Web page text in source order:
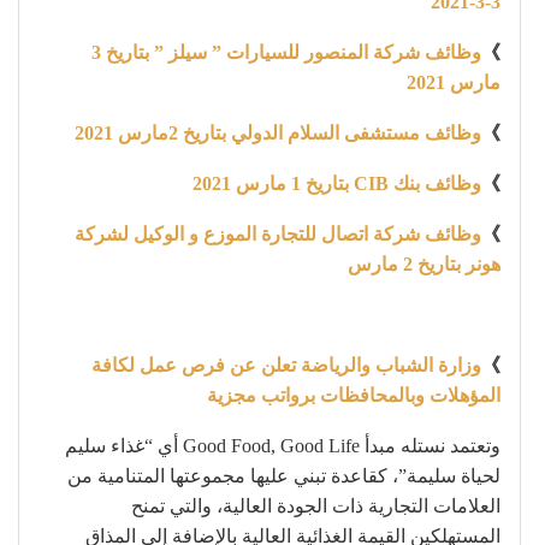
》
وظائف شركة المنصور للسيارات ” سيلز ” بتاريخ 3
مارس 2021
》 وظائف مستشفى السلام الدولي بتاريخ 2مارس 2021
》 وظائف بنك CIB بتاريخ 1 مارس 2021
》 وظائف شركة اتصال للتجارة الموزع و الوكيل لشركة
هونر بتاريخ 2 مارس
》 وزارة الشباب والرياضة تعلن عن فرص عمل لكافة
المؤهلات وبالمحافظات برواتب مجزية
وتعتمد نستله مبدأ Good Food, Good Life أي “غذاء سليم
لحياة سليمة”، كقاعدة تبني عليها مجموعتها المتنامية من
العلامات التجارية ذات الجودة العالية، والتي تمنح
المستهلكين القيمة الغذائية العالية بالإضافة إلى المذاق